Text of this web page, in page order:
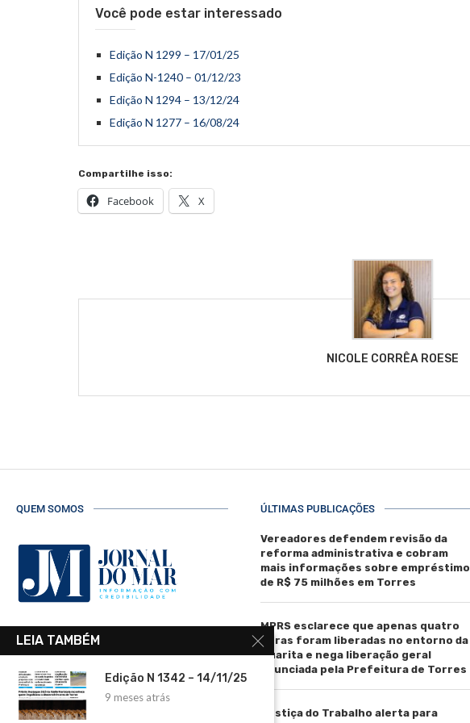
Você pode estar interessado
Edição N 1299 – 17/01/25
Edição N-1240 – 01/12/23
Edição N 1294 – 13/12/24
Edição N 1277 – 16/08/24
Compartilhe isso:
Facebook X
NICOLE CORRÊA ROESE
QUEM SOMOS
R. Manoel de Matos Pereira, 40 -
Telefone: (51) 3664-4188
Email:
comercial@jornaldomar.combr
ÚLTIMAS PUBLICAÇÕES
Vereadores defendem revisão da
reforma administrativa e cobram
mais informações sobre empréstimo
de R$ 75 milhões em Torres
MPRS esclarece que apenas quatro
obras foram liberadas no entorno da
Guarita e nega liberação geral
anunciada pela Prefeitura de Torres
Justiça do Trabalho alerta para
LEIA TAMBÉM
Edição N 1342 – 14/11/25
9 meses atrás